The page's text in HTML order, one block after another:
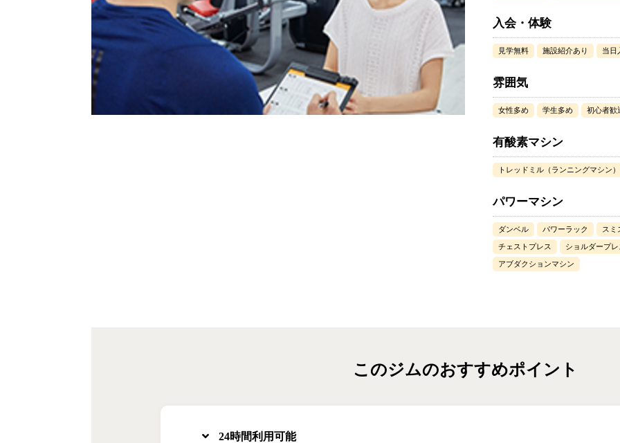
入会・体験
見学無料 施設紹介あり 当日
雰囲気
女性多め 学生多め 初心者歓
有酸素マシン
トレッドミル（ランニングマシン）
パワーマシン
ダンベル パワーラック スミ
チェストプレス ショルダープレ
アブダクションマシン
このジムのおすすめポイント
24時間利用可能